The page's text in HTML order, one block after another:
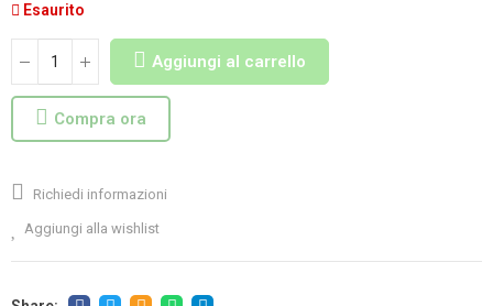
Esaurito
Aggiungi al carrello
Compra ora
Richiedi informazioni
Aggiungi alla wishlist